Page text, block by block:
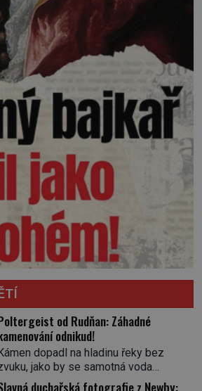
od Rudňan: Záhadné
odnikud!
Kámen dopadl na hladinu řeky bez
jako by se samotná voda
mlčet. Mladší z chlapců
duchařská fotografie z Newby: